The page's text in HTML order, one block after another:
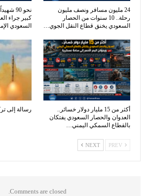
24 مليون مسافر ونصف مليون
رحلة.. 10 سنوات من الحصار
السعودي يخنق قطاع النقل الجوي…
نحو 90
كبير جراء
السعودي
أكثر من 15 مليار دولار خسائر..
العدوان والحصار السعودي يفتكان
بالقطاع السمكي اليمني…
رسالة إلى
NEXT
Comments are closed.